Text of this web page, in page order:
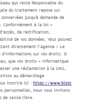
qui reste Responsable du
du traitement repose sur
jusqu'à demande de
Conformément à la loi «
de rectification,
de vos données. Vous pouvez
directement l’Agence / Le
d’informations sur vos droits. Si
que vos droits « Informatique
une réclamation à la CNIL.
au démarchage
inscrire ici : https://www.bloct
personnelles, nous vous invitons
de saisie libre.